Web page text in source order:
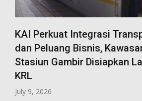
KAI Perkuat Integrasi
dan Peluang Bisnis,
Stasiun Gambir Disiapkan
KRL
July 9, 2026